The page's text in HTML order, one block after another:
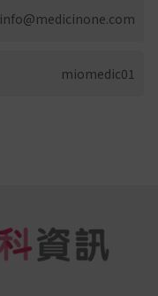
info@medicinone.com
miomedic01